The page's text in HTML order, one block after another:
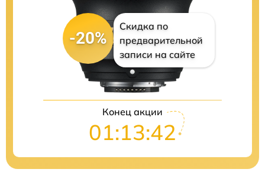
-20%
Скидка по
предварительной
записи на сайте
Конец акции
01:13:41